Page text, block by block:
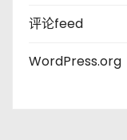
评论feed
WordPress.org